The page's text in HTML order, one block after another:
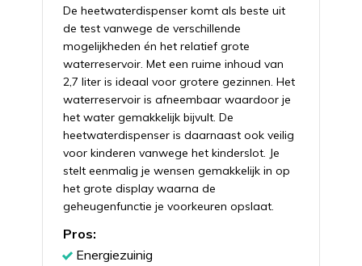
De heetwaterdispenser komt als beste uit
de test vanwege de verschillende
mogelijkheden én het relatief grote
waterreservoir. Met een ruime inhoud van
2,7 liter is ideaal voor grotere gezinnen. Het
waterreservoir is afneembaar waardoor je
het water gemakkelijk bijvult. De
heetwaterdispenser is daarnaast ook veilig
voor kinderen vanwege het kinderslot. Je
stelt eenmalig je wensen gemakkelijk in op
het grote display waarna de
geheugenfunctie je voorkeuren opslaat.
Pros:
Energiezuinig